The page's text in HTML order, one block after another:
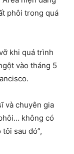
phôi trong quá
khi quá trình
vào tháng 5
và chuyên gia
không có
sau đó”,